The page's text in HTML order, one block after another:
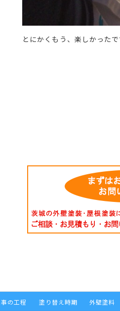
とにかくもう、楽しかった
の工程 塗り替え時期 外壁塗料